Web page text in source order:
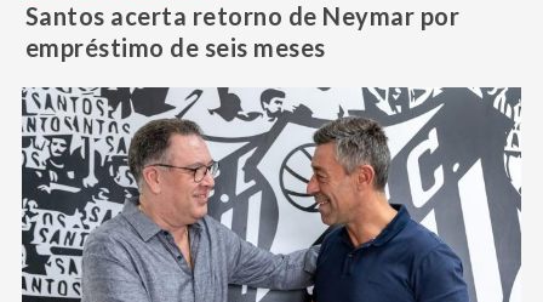
Santos acerta retorno de Neymar por
empréstimo de seis meses